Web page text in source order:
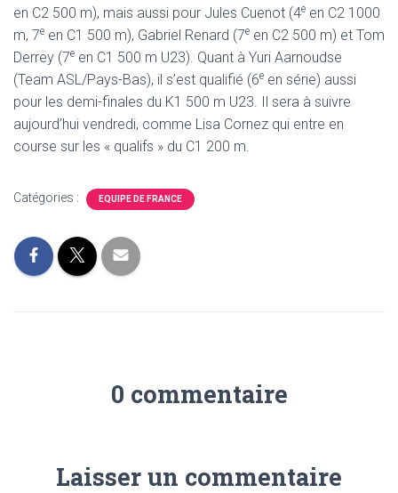
en C2 500 m), mais aussi pour Jules Cuenot (4e en C2 1000
m, 7e en C1 500 m), Gabriel Renard (7e en C2 500 m) et Tom
Derrey (7e en C1 500 m U23). Quant à Yuri Aarnoudse
(Team ASL/Pays-Bas), il s’est qualifié (6e en série) aussi
pour les demi-finales du K1 500 m U23. Il sera à suivre
aujourd’hui vendredi, comme Lisa Cornez qui entre en
course sur les « qualifs » du C1 200 m.
Catégories : EQUIPE DE FRANCE
0 commentaire
Laisser un commentaire